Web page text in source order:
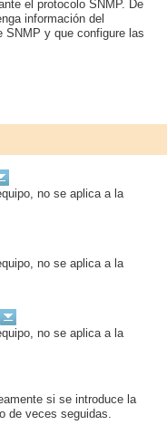
el protocolo SNMP. De
información del
SNMP y que configure las
no se aplica a la
no se aplica a la
no se aplica a la
si se introduce la
de veces seguidas.